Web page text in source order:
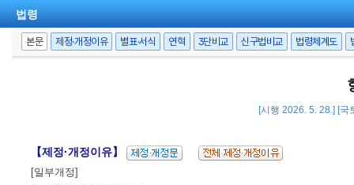
법령
본문 제정·개정이유 별표·서식 연혁 3단비교 신구법비교 법령체계도
[시행 2026. 5. 28.] [
【제정·개정이유】
[일부개정]